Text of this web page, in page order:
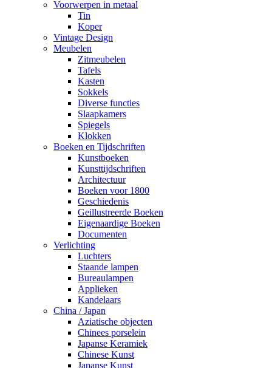
Voorwerpen in metaal
Tin
Koper
Vintage Design
Meubelen
Zitmeubelen
Tafels
Kasten
Sokkels
Diverse functies
Slaapkamers
Spiegels
Klokken
Boeken en Tijdschriften
Kunstboeken
Kunsttijdschriften
Architectuur
Boeken voor 1800
Geschiedenis
Geillustreerde Boeken
Eigenaardige Boeken
Documenten
Verlichting
Luchters
Staande lampen
Bureaulampen
Applieken
Kandelaars
China / Japan
Aziatische objecten
Chinees porselein
Japanse Keramiek
Chinese Kunst
Japanse Kunst